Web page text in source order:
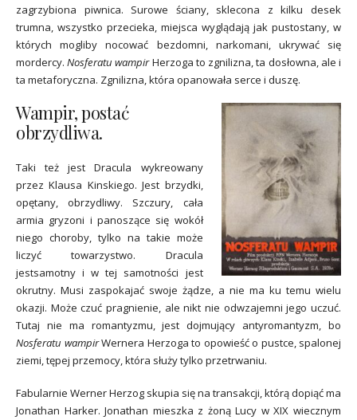
zagrzybiona piwnica. Surowe ściany, sklecona z kilku desek
trumna, wszystko przecieka, miejsca wyglądają jak pustostany, w
których mogliby nocować bezdomni, narkomani, ukrywać się
mordercy.Nosferatu wampirHerzoga to zgnilizna, ta dosłowna, ale i
ta metaforyczna. Zgnilizna, która opanowała serce i duszę.
Wampir, postać
obrzydliwa.
Taki też jest Dracula wykreowany
przez Klausa Kinskiego. Jest brzydki,
opętany, obrzydliwy. Szczury, cała
armia gryzoni i panoszące się wokół
niego choroby, tylko na takie może
liczyć towarzystwo. Dracula
jestsamotny i w tej samotności jest
okrutny. Musi zaspokajać swoje żądze, a nie ma ku temu wielu
okazji. Może czuć pragnienie, ale nikt nie odwzajemni jego uczuć.
Tutaj nie ma romantyzmu, jest dojmujący antyromantyzm, bo
Nosferatu wampirWernera Herzoga to opowieść o pustce, spalonej
ziemi, tępej przemocy, która służy tylko przetrwaniu.
Fabularnie Werner Herzog skupia się na transakcji, którą dopiąć ma
Jonathan Harker. Jonathan mieszka z żoną Lucy w XIX wiecznym